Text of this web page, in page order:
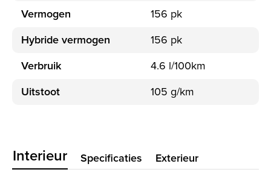
Vermogen
156 pk
Hybride vermogen
156 pk
Verbruik
4.6 l/100km
Uitstoot
105 g/km
Interieur Specificaties Exterieur